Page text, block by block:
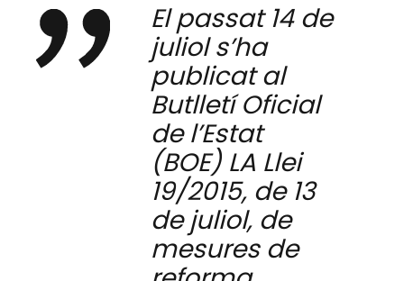
El passat 14 de
juliol s’ha
publicat al
Butlletí Oficial
de l’Estat
(BOE) LA Llei
19/2015, de 13
de juliol, de
mesures de